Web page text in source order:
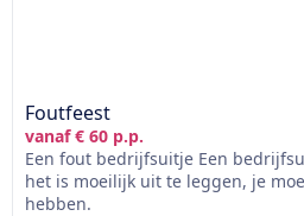
Foutfeest
vanaf € 60 p.p.
Een fout bedrijfsuitje Een
het is moeilijk uit te leggen, je
hebben.